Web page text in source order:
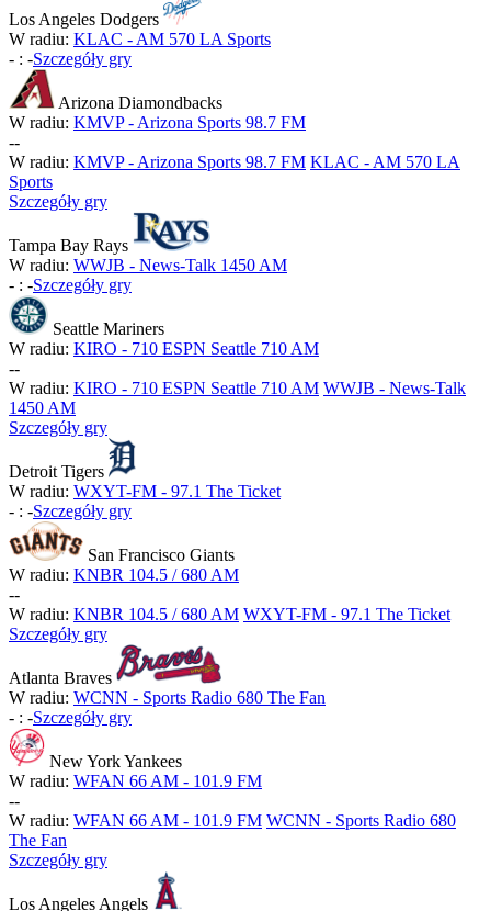
Los Angeles Dodgers
W radiu: KLAC - AM 570 LA Sports
- : -Szczegóły gry
Arizona Diamondbacks
W radiu: KMVP - Arizona Sports 98.7 FM
--
W radiu: KMVP - Arizona Sports 98.7 FM KLAC - AM 570 LA
Sports
Szczegóły gry
Tampa Bay Rays
W radiu: WWJB - News-Talk 1450 AM
- : -Szczegóły gry
Seattle Mariners
W radiu: KIRO - 710 ESPN Seattle 710 AM
--
W radiu: KIRO - 710 ESPN Seattle 710 AM WWJB - News-Talk
1450 AM
Szczegóły gry
Detroit Tigers
W radiu: WXYT-FM - 97.1 The Ticket
- : -Szczegóły gry
San Francisco Giants
W radiu: KNBR 104.5 / 680 AM
--
W radiu: KNBR 104.5 / 680 AM WXYT-FM - 97.1 The Ticket
Szczegóły gry
Atlanta Braves
W radiu: WCNN - Sports Radio 680 The Fan
- : -Szczegóły gry
New York Yankees
W radiu: WFAN 66 AM - 101.9 FM
--
W radiu: WFAN 66 AM - 101.9 FM WCNN - Sports Radio 680
The Fan
Szczegóły gry
Los Angeles Angels